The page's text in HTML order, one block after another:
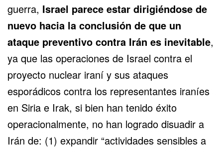
guerra, Israel parece estar dirigiéndose de
nuevo hacia la conclusión de que un
ataque preventivo contra Irán es inevitable,
ya que las operaciones de Israel contra el
proyecto nuclear iraní y sus ataques
esporádicos contra los representantes iraníes
en Siria e Irak, si bien han tenido éxito
operacionalmente, no han logrado disuadir a
Irán de: (1) expandir “actividades sensibles a